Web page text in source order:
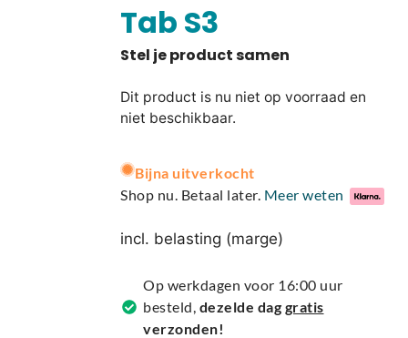
Tab S3
Dit product is nu niet op voorraad en
niet beschikbaar.
A
t
e
a
Bijna uitverkocht
Shop nu. Betaal later. Meer weten
incl. belasting (marge)
Op werkdagen voor 16:00 uur
besteld, dezelde dag gratis
verzonden!